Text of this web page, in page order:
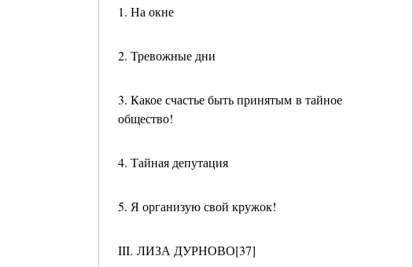
1. На окне
2. Тревожные дни
3. Какое счастье быть принятым в тайное
общество!
4. Тайная депутация
5. Я организую свой кружок!
III. ЛИЗА ДУРНОВО[37]